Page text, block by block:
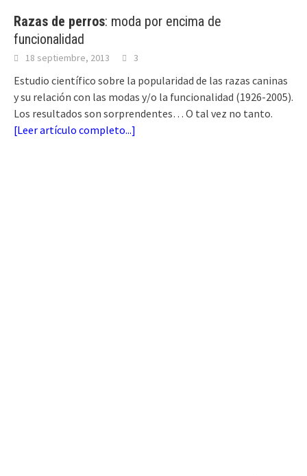
Razas de perros: moda por encima de
funcionalidad
18 septiembre, 2013 3
Estudio científico sobre la popularidad de las razas caninas
y su relación con las modas y/o la funcionalidad (1926-2005).
Los resultados son sorprendentes… O tal vez no tanto.
[Leer artículo completo...]